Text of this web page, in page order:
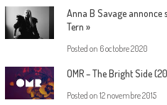
Anna B Savage annonce
Tern »
Posted on 6 octobre 2020
OMR – The Bright Side
Posted on 12 novembre 2015